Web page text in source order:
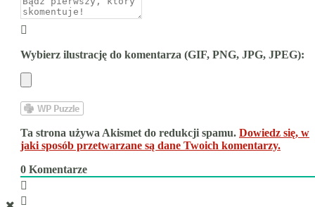
Wybierz ilustrację do komentarza (GIF, PNG, JPG, JPEG):
Ta strona używa Akismet do redukcji spamu. Dowiedz się, w
jaki sposób przetwarzane są dane Twoich komentarzy.
0 Komentarze